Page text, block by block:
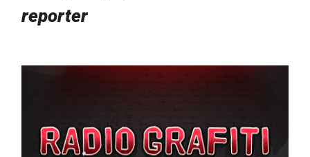
reporter